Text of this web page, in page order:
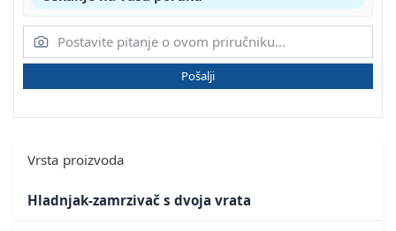
Pošalji
Vrsta proizvoda
Hladnjak-zamrzivač s dvoja vrata